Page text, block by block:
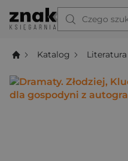
Czego
Katalog Literatura